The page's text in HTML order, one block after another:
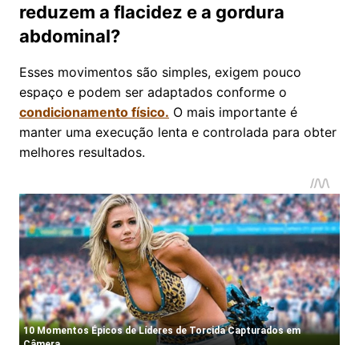
reduzem a flacidez e a gordura
abdominal?
Esses movimentos são simples, exigem pouco
espaço e podem ser adaptados conforme o
condicionamento físico. O mais importante é
manter uma execução lenta e controlada para obter
melhores resultados.